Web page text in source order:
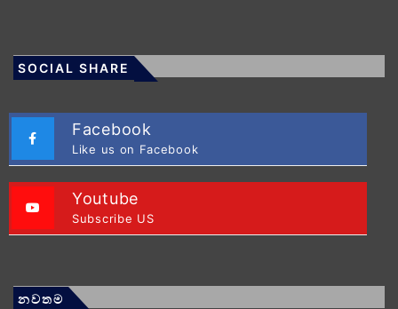
SOCIAL SHARE
Facebook
Like us on Facebook
Youtube
Subscribe US
නවතම